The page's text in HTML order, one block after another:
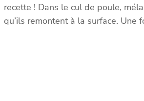
recette ! Dans le cul de poule,
qu’ils remontent à la surface. Une